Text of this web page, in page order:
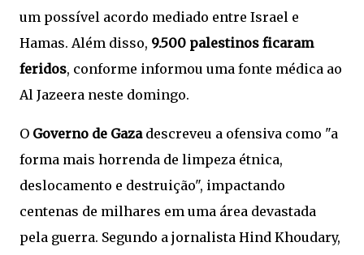
um possível acordo mediado entre Israel e
Hamas. Além disso, 9.500 palestinos ficaram
feridos, conforme informou uma fonte médica ao
Al Jazeera neste domingo.
O Governo de Gazadescreveu a ofensiva como "a
forma mais horrenda de limpeza étnica,
deslocamento e destruição", impactando
centenas de milhares em uma área devastada
pela guerra. Segundo a jornalista Hind Khoudary,